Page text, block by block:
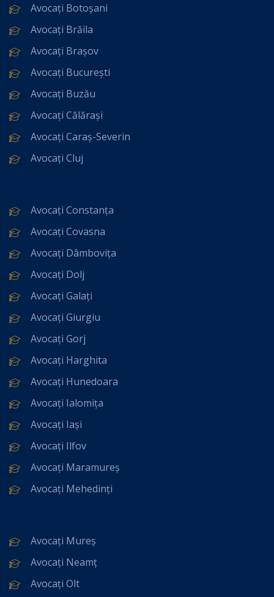
Avocați Botoșani
Avocați Brăila
Avocați Brașov
Avocați București
Avocați Buzău
Avocați Călărași
Avocați Caraș-Severin
Avocați Cluj
Avocați Constanța
Avocați Covasna
Avocați Dâmbovița
Avocați Dolj
Avocați Galați
Avocați Giurgiu
Avocați Gorj
Avocați Harghita
Avocați Hunedoara
Avocați Ialomița
Avocați Iași
Avocați Ilfov
Avocați Maramureș
Avocați Mehedinți
Avocați Mureș
Avocați Neamț
Avocați Olt